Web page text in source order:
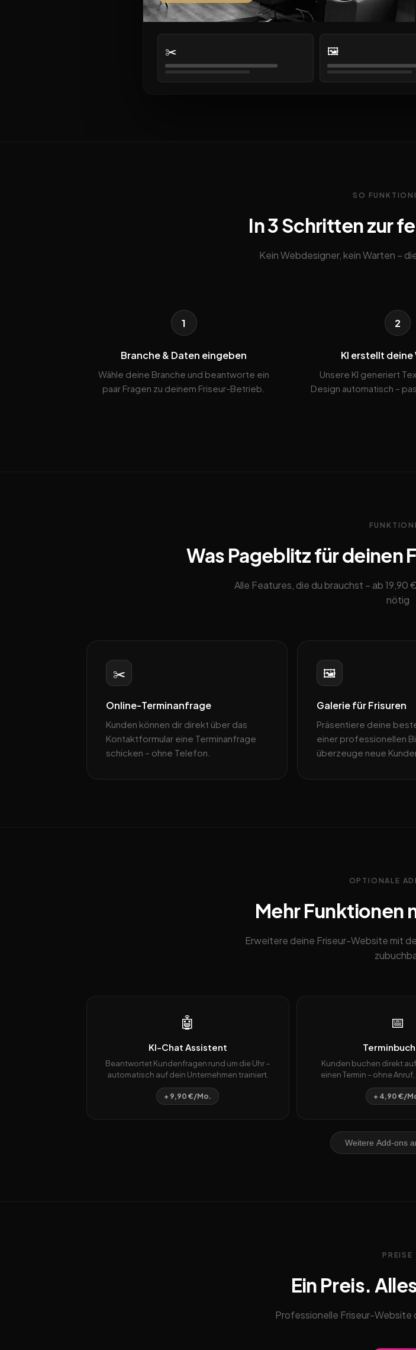
✂️ 🖼️
SO
In 3 Schritten zur
Kein Webdesigner, kein Warten –
1
Branche & Daten eingeben
Wähle deine Branche und beantworte ein
paar Fragen zu deinem Friseur-Betrieb.
2
KI erstellt
Unsere KI generiert
Design automatisch –
Was Pageblitz für deinen
Alle Features, die du brauchst – ab
nötig
✂️
Online-Terminanfrage
Kunden können dir direkt über das
Kontaktformular eine Terminanfrage
schicken – ohne Telefon.
🖼️
Galerie für Frisuren
Präsentiere deine
einer professionellen
überzeuge neue
OPTIONALE
Mehr Funktionen
Erweitere deine Friseur-Website mit
🤖
KI-Chat Assistent
Beantwortet Kundenfragen rund um die Uhr –
automatisch auf dein Unternehmen trainiert.
+ 9,90 €/Mo.
📅
Kunden buchen direkt
einen Termin – ohne
+ 4,90 €/
Weitere Add-ons
PREISE
Ein Preis.
Professionelle Friseur-